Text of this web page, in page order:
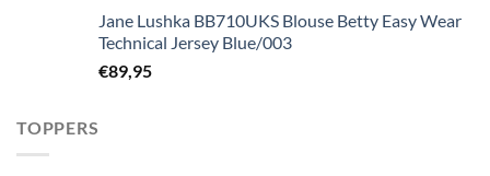
Jane Lushka BB710UKS Blouse Betty Easy Wear
Technical Jersey Blue/003
€89,95
TOPPERS